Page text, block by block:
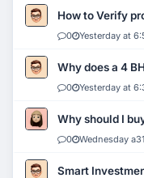
How to Verify
0 Yesterday at
Why does a 4
0 Yesterday at
Why should I
0 Wednesday
Smart